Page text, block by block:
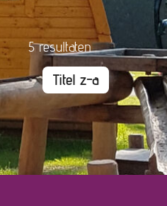
5resultaten
Titel z-a